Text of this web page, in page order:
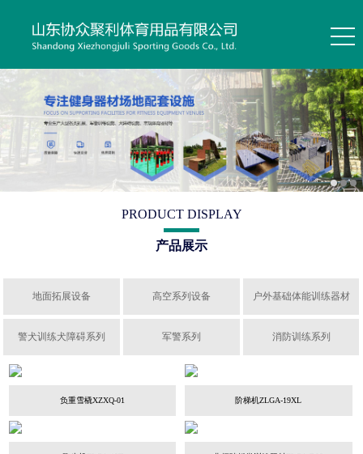
PRODUCT DISPLAY
产品展示
地面拓展设备 高空系列设备 户外基础体能训练器材
警犬训练犬障碍系列 军警系列 消防训练系列
负重雪橇XZXQ-01 阶梯机ZLGA-19XL